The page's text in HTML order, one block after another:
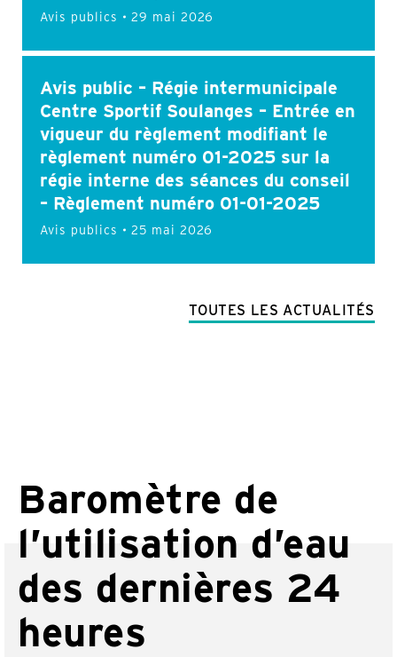
Avis publics 29 mai 2026
Avis public – Régie intermunicipale
Centre Sportif Soulanges – Entrée en
vigueur du règlement modifiant le
règlement numéro 01-2025 sur la
régie interne des séances du conseil
– Règlement numéro 01-01-2025
Avis publics 25 mai 2026
TOUTES LES ACTUALITÉS
Baromètre de
l’utilisation d’eau
des dernières 24
heures